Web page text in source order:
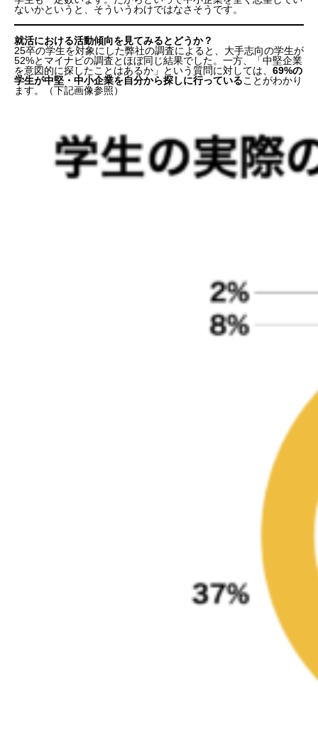
ないかというと、そういうわけではなさそうです。
就活における活動傾向を見てみるとどうか？
25卒の学生を対象にした弊社の調査によると、大手志向の学生が
52%とマイナビの調査とほぼ同じ結果でした。一方、「中堅企業
を意図的に探したことはあるか」という質問に対しては、 69%の
学生が中堅・中小企業を自分から探しに行っていることがわかり
ます。（下記画像参照）